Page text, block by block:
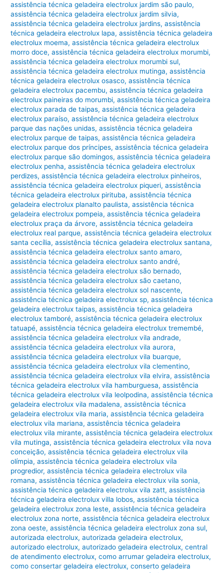
assistência técnica geladeira electrolux jardim são paulo,
assistência técnica geladeira electrolux jardim silvia,
assistência técnica geladeira electrolux jardins,assistência
técnica geladeira electrolux lapa,assistência técnica geladeira
electrolux moema,assistência técnica geladeira electrolux
morro doce,assistência técnica geladeira electrolux morumbi,
assistência técnica geladeira electrolux morumbi sul,
assistência técnica geladeira electrolux mutinga,assistência
técnica geladeira electrolux osasco,assistência técnica
geladeira electrolux pacembu,assistência técnica geladeira
electrolux paineiras do morumbi,assistência técnica geladeira
electrolux parada de taipas,assistência técnica geladeira
electrolux paraíso,assistência técnica geladeira electrolux
parque das nações unidas,assistência técnica geladeira
electrolux parque de taipas,assistência técnica geladeira
electrolux parque dos príncipes,assistência técnica geladeira
electrolux parque são domingos,assistência técnica geladeira
electrolux penha,assistência técnica geladeira electrolux
perdizes,assistência técnica geladeira electrolux pinheiros,
assistência técnica geladeira electrolux piqueri,assistência
técnica geladeira electrolux pirituba,assistência técnica
geladeira electrolux planalto paulista,assistência técnica
geladeira electrolux pompeia,assistência técnica geladeira
electrolux praça da árvore,assistência técnica geladeira
electrolux real parque,assistência técnica geladeira electrolux
santa cecília,assistência técnica geladeira electrolux santana,
assistência técnica geladeira electrolux santo amaro,
assistência técnica geladeira electrolux santo andré,
assistência técnica geladeira electrolux são bernado,
assistência técnica geladeira electrolux são caetano,
assistência técnica geladeira electrolux sol nascente,
assistência técnica geladeira electrolux sp,assistência técnica
geladeira electrolux taipas,assistência técnica geladeira
electrolux tamboré,assistência técnica geladeira electrolux
tatuapé,assistência técnica geladeira electrolux tremembé,
assistência técnica geladeira electrolux vila andrade,
assistência técnica geladeira electrolux vila aurora,
assistência técnica geladeira electrolux vila buarque,
assistência técnica geladeira electrolux vila clementino,
assistência técnica geladeira electrolux vila elvira,assistência
técnica geladeira electrolux vila hamburguesa,assistência
técnica geladeira electrolux vila leolpodina,assistência técnica
geladeira electrolux vila madalena,assistência técnica
geladeira electrolux vila maria,assistência técnica geladeira
electrolux vila mariana,assistência técnica geladeira
electrolux vila mirante,assistência técnica geladeira electrolux
vila mutinga,assistência técnica geladeira electrolux vila nova
conceição,assistência técnica geladeira electrolux vila
olímpia,assistência técnica geladeira electrolux vila
progredior,assistência técnica geladeira electrolux vila
romana,assistência técnica geladeira electrolux vila sonia,
assistência técnica geladeira electrolux vila zatt,assistência
técnica geladeira electrolux villa lobos,assistência técnica
geladeira electrolux zona leste,assistência técnica geladeira
electrolux zona norte,assistência técnica geladeira electrolux
zona oeste,assistência técnica geladeira electrolux zona sul,
autorizada electrolux,autorizada geladeira electrolux,
autorizado electrolux,autorizado geladeira electrolux,central
de atendimento electrolux,como arrumar geladeira electrolux,
como consertar geladeira electrolux,conserto geladeira